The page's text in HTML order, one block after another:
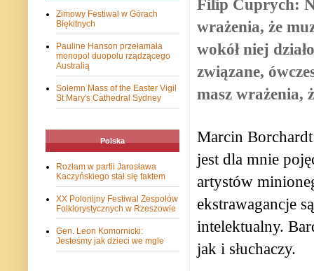
Filip Cuprych:
wrażenia, że
wokół niej
związane,
masz wrażenia,
Marcin
jest dla mnie
artystów
ekstrawagancje
intelektualny.
jak i słuchaczy.
Zimowy Festiwal w Górach
Błękitnych
Pauline Hanson przełamała
monopol duopolu rządzącego
Australią
Solemn Mass of the Easter Vigil
St Mary's Cathedral Sydney
Polska
Rozłam w partii Jarosława
Kaczyńskiego stał się faktem
XX Polonijny Festiwal Zespołów
Folklorystycznych w Rzeszowie
Gen. Leon Komornicki:
Jesteśmy jak dzieci we mgle